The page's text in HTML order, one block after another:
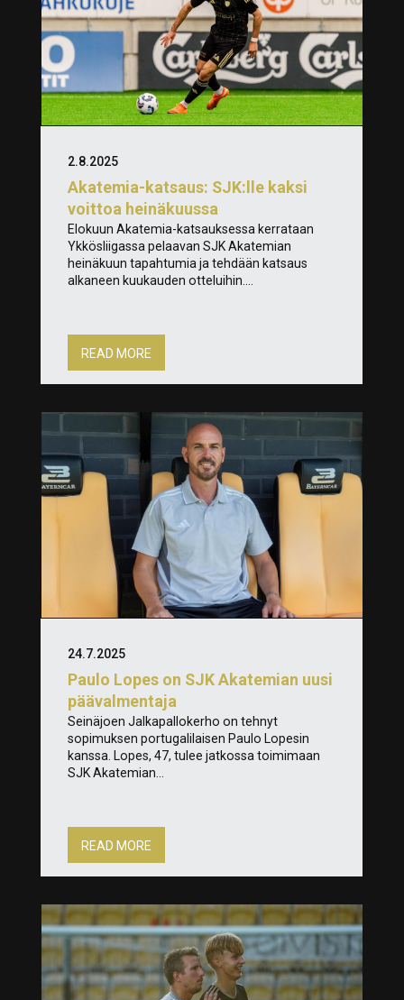
Akatemia-katsaus: SJK:lle kaksi
voittoa heinäkuussa
2.8.2025
Elokuun Akatemia-katsauksessa kerrataan
Ykkösliigassa pelaavan SJK Akatemian
heinäkuun tapahtumia ja tehdään katsaus
alkaneen kuukauden otteluihin....
READ MORE
Paulo Lopes on SJK Akatemian uusi
päävalmentaja
24.7.2025
Seinäjoen Jalkapallokerho on tehnyt
sopimuksen portugalilaisen Paulo Lopesin
kanssa. Lopes, 47, tulee jatkossa toimimaan
SJK Akatemian...
READ MORE